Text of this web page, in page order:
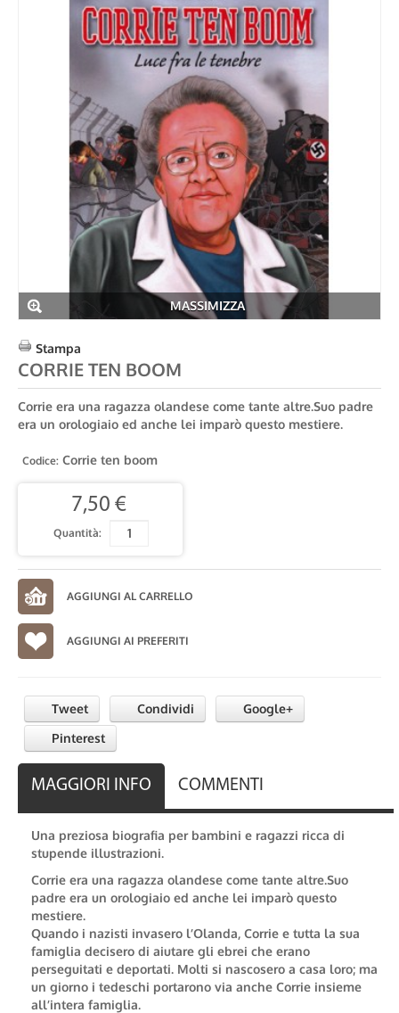
MASSIMIZZA
Stampa
CORRIE TEN BOOM
Corrie era una ragazza olandese come tante altre.Suo padre
era un orologiaio ed anche lei imparò questo mestiere.
Codice: Corrie ten boom
7,50 €
Quantità:
AGGIUNGI AI PREFERITI
Tweet Condividi
Google+
Pinterest
MAGGIORI INFO COMMENTI
Una preziosa biografia per bambini e ragazzi ricca di
stupende illustrazioni.
Corrie era una ragazza olandese come tante altre.Suo
padre era un orologiaio ed anche lei imparò questo
mestiere.
Quando i nazisti invasero l’Olanda, Corrie e tutta la sua
famiglia decisero di aiutare gli ebrei che erano
perseguitati e deportati. Molti si nascosero a casa loro; ma
un giorno i tedeschi portarono via anche Corrie insieme
all’intera famiglia.